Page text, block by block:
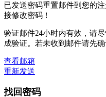
已发送密码重置邮件到您的
接修改密码！
验证邮件24小时内有效，请
成验证。若未收到邮件请先
查看邮箱
重新发送
找回密码